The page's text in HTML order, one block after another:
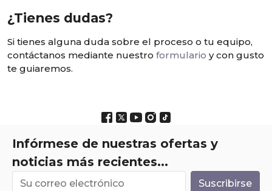
¿Tienes dudas?
Si tienes alguna duda sobre el proceso o tu equipo,
contáctanos mediante nuestro formulario y con gusto
te guiaremos.
Infórmese de nuestras ofertas y
noticias más recientes...